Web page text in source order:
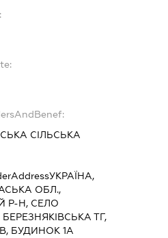
СІЛЬСЬКА
УКРАЇНА,
ОБЛ.,
Р-Н, СЕЛО
ТГ,
БУДИНОК 1А